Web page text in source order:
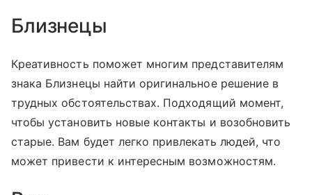
Близнецы
Креативность поможет многим представителям
знака Близнецы найти оригинальное решение в
трудных обстоятельствах. Подходящий момент,
чтобы установить новые контакты и возобновить
старые. Вам будет легко привлекать людей, что
может привести к интересным возможностям.